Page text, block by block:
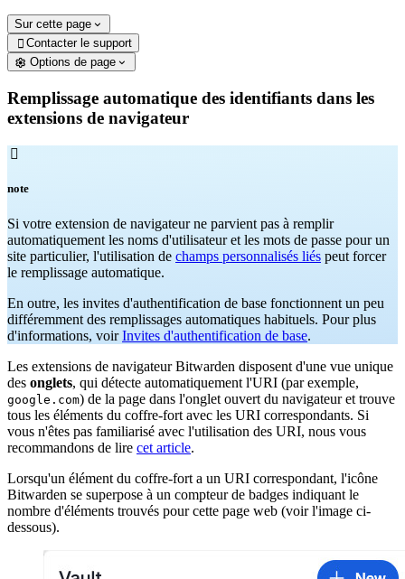
Sur cette page
 Contacter le support
Options de page
Remplissage automatique des identifiants dans les
extensions de navigateur

note
Si votre extension de navigateur ne parvient pas à remplir
automatiquement les noms d'utilisateur et les mots de passe pour un
site particulier, l'utilisation de champs personnalisés liés peut forcer
le remplissage automatique.
En outre, les invites d'authentification de base fonctionnent un peu
différemment des remplissages automatiques habituels. Pour plus
d'informations, voirInvites d'authentification de base.
Les extensions de navigateur Bitwarden disposent d'une vue unique
des onglets, qui détecte automatiquement l'URI (par exemple,
google.com) de la page dans l'onglet ouvert du navigateur et trouve
tous les éléments du coffre-fort avec les URI correspondants. Si
vous n'êtes pas familiarisé avec l'utilisation des URI, nous vous
recommandons de lire cet article.
Lorsqu'un élément du coffre-fort a un URI correspondant, l'icône
Bitwarden se superpose à un compteur de badges indiquant le
nombre d'éléments trouvés pour cette page web (voir l'image ci-
dessous).